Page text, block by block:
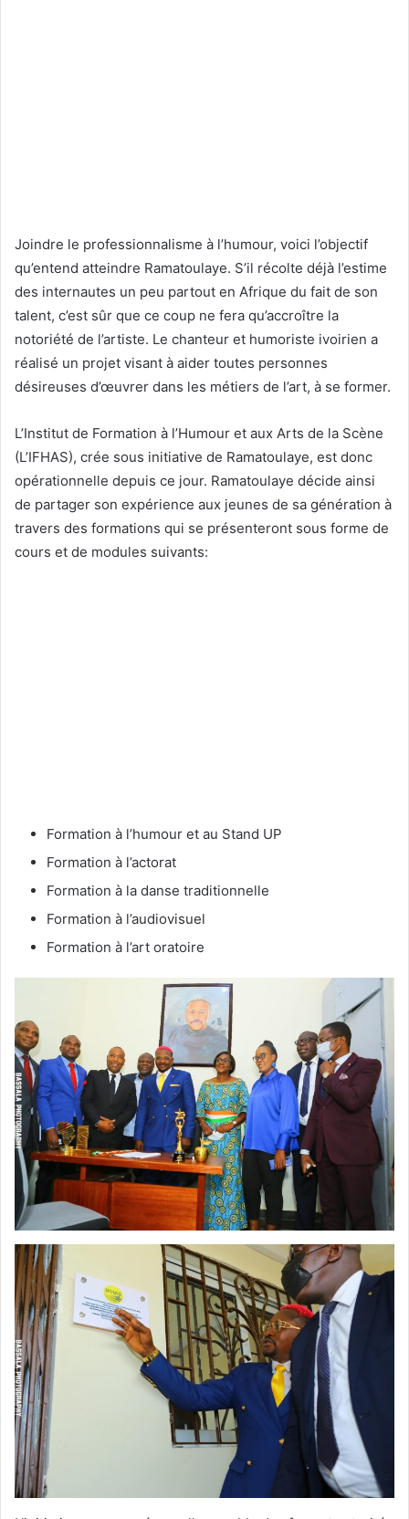
Joindre le professionnalisme à l’humour, voici l’objectif
qu’entend atteindre Ramatoulaye. S’il récolte déjà l’estime
des internautes un peu partout en Afrique du fait de son
talent, c’est sûr que ce coup ne fera qu’accroître la
notoriété de l’artiste. Le chanteur et humoriste ivoirien a
réalisé un projet visant à aider toutes personnes
désireuses d’œuvrer dans les métiers de l’art, à se former.
L’Institut de Formation à l’Humour et aux Arts de la Scène
(L’IFHAS), crée sous initiative de Ramatoulaye, est donc
opérationnelle depuis ce jour. Ramatoulaye décide ainsi
de partager son expérience aux jeunes de sa génération à
travers des formations qui se présenteront sous forme de
cours et de modules suivants:
Formation à l’humour et au Stand UP
Formation à l’actorat
Formation à la danse traditionnelle
Formation à l’audiovisuel
Formation à l’art oratoire